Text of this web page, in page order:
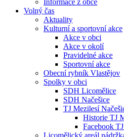
Informace z obce
Volný čas
Aktuality
Kulturní a sportovní akce
Akce v obci
Akce v okolí
Pravidelné akce
Sportovní akce
Obecní rybník Vlastějov
Spolky v obci
SDH Licomělice
SDH Načešice
TJ Mezilesí
Historie TJ
Facebook
Licomělický areál